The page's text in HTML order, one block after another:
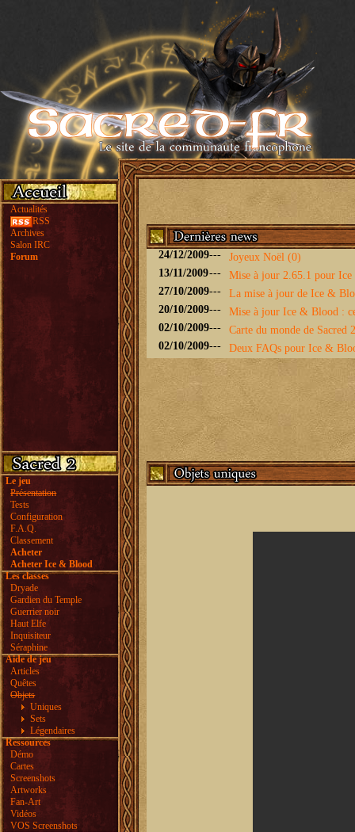
Actualités
RSS
Archives
Salon IRC
Forum
Le jeu
Présentation
Tests
Configuration
F.A.Q.
Classement
Acheter
Acheter Ice & Blood
Les classes
Dryade
Gardien du Temple
Guerrier noir
Haut Elfe
Inquisiteur
Séraphine
Aide de jeu
Articles
Quêtes
Objets
Uniques
Sets
Légendaires
Ressources
Démo
Cartes
Screenshots
Artworks
Fan-Art
Vidéos
VOS Screenshots
24/12/2009---
Joyeux Noël (0)
13/11/2009---
Mise à jour 2.65.1 pour
27/10/2009---
La mise à jour de Ice &
20/10/2009---
Mise à jour Ice & Blood :
02/10/2009---
Carte du monde de Sacred
02/10/2009--- Deux FAQs pour Ice &